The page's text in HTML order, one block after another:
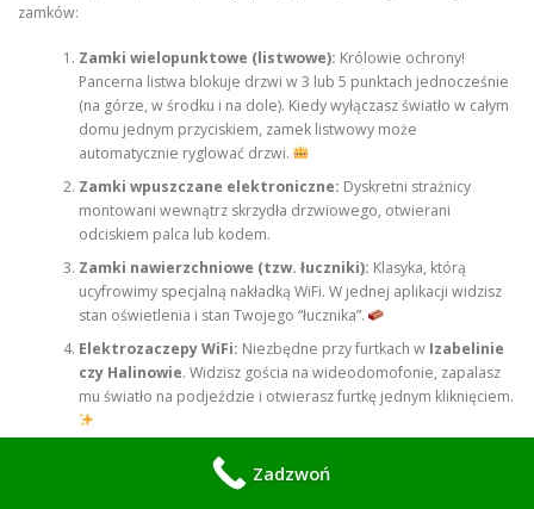
zamków:
Zamki wielopunktowe (listwowe): Królowie ochrony!
Pancerna listwa blokuje drzwi w 3 lub 5 punktach jednocześnie
(na górze, w środku i na dole). Kiedy wyłączasz światło w całym
domu jednym przyciskiem, zamek listwowy może
automatycznie ryglować drzwi.
Zamki wpuszczane elektroniczne: Dyskretni strażnicy
montowani wewnątrz skrzydła drzwiowego, otwierani
odciskiem palca lub kodem.
Zamki nawierzchniowe (tzw. łuczniki): Klasyka, którą
ucyfrowimy specjalną nakładką WiFi. W jednej aplikacji widzisz
stan oświetlenia i stan Twojego “łucznika”.
Elektrozaczepy WiFi: Niezbędne przy furtkach w Izabelinie
czy Halinowie. Widzisz gościa na wideodomofonie, zapalasz
mu światło na podjeździe i otwierasz furtkę jednym kliknięciem.
Zadzwoń